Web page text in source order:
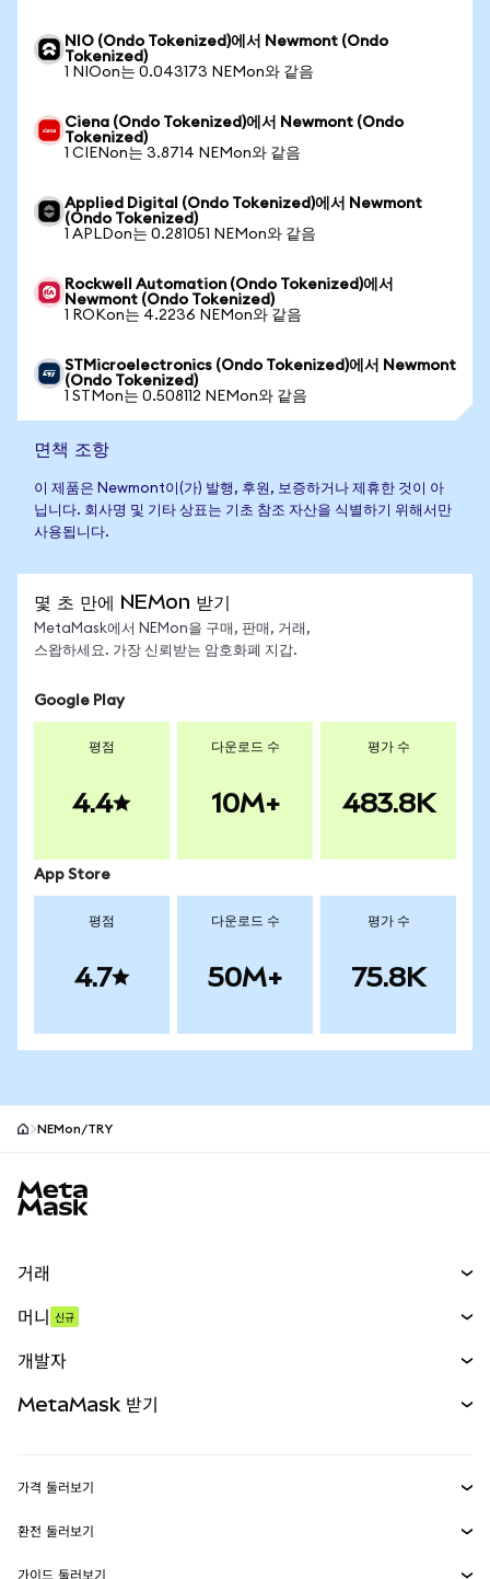
NIO (Ondo Tokenized)에서 Newmont (Ondo
Tokenized)
1 NIOon는 0.043173 NEMon와 같음
Ciena (Ondo Tokenized)에서 Newmont (Ondo
Tokenized)
1 CIENon는 3.8714 NEMon와 같음
Applied Digital (Ondo Tokenized)에서 Newmont
(Ondo Tokenized)
1 APLDon는 0.281051 NEMon와 같음
Rockwell Automation (Ondo Tokenized)에서
Newmont (Ondo Tokenized)
1 ROKon는 4.2236 NEMon와 같음
STMicroelectronics (Ondo Tokenized)에서 Newmont
(Ondo Tokenized)
1 STMon는 0.508112 NEMon와 같음
면책 조항
이 제품은 Newmont이(가) 발행, 후원, 보증하거나 제휴한 것이 아
닙니다. 회사명 및 기타 상표는 기초 참조 자산을 식별하기 위해서만
사용됩니다.
몇 초 만에 NEMon 받기
MetaMask에서 NEMon을 구매, 판매, 거래,
스왑하세요. 가장 신뢰받는 암호화폐 지갑.
Google Play
평점
4.4
다운로드 수
10M+
평가 수
483.8K
App Store
평점
4.7
다운로드 수
50M+
평가 수
75.8K
NEMon/TRY
거래
무기한 선물
실물자산
머니 신규
개발자
MetaMask Connect
MetaMask 받기
가격 둘러보기
이더리움 가격
솔라나 가격
환전 둘러보기
가이드 둘러보기